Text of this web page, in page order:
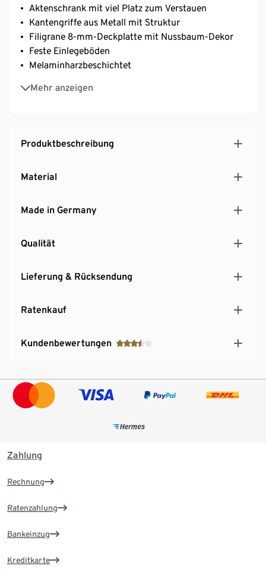
Aktenschrank mit viel Platz zum Verstauen
Kantengriffe aus Metall mit Struktur
Filigrane 8-mm-Deckplatte mit Nussbaum-Dekor
Feste Einlegeböden
Melaminharzbeschichtet
Mehr anzeigen
Hochwertige ABS-Kanten
Hersteller: Germania Werk Krome GmbH & Co. KG
Produktbeschreibung
Material
Made in Germany
Qualität
Lieferung & Rücksendung
Ratenkauf
Kundenbewertungen
Zahlung
Rechnung
Ratenzahlung
Bankeinzug
Kreditkarte